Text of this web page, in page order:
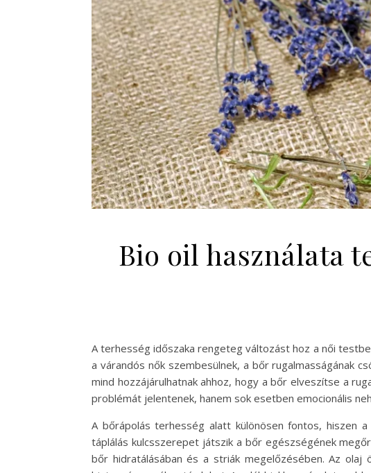
Bio oil használata
A terhesség időszaka rengeteg változást hoz a női
a várandós nők szembesülnek, a bőr rugalmasságának
mind hozzájárulhatnak ahhoz, hogy a bőr elveszítse a
problémát jelentenek, hanem sok esetben emocionális
A bőrápolás terhesség alatt különösen fontos, hiszen
táplálás kulcsszerepet játszik a bőr egészségének
bőr hidratálásában és a striák megelőzésében. Az olaj